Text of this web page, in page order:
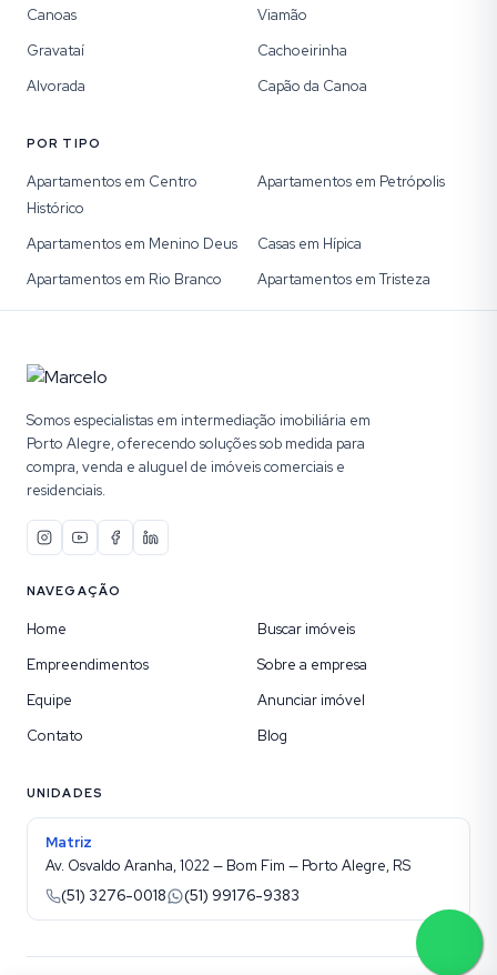
Canoas
Viamão
Gravataí
Cachoeirinha
Alvorada
Capão da Canoa
POR TIPO
Apartamentos em Centro
Histórico
Apartamentos em Petrópolis
Apartamentos em Menino Deus
Casas em Hípica
Apartamentos em Rio Branco
Apartamentos em Tristeza
Somos especialistas em intermediação imobiliária em
Porto Alegre, oferecendo soluções sob medida para
compra, venda e aluguel de imóveis comerciais e
residenciais.
NAVEGAÇÃO
Home
Buscar imóveis
Empreendimentos
Sobre a empresa
Equipe
Anunciar imóvel
Contato
Blog
UNIDADES
Matriz
Av. Osvaldo Aranha, 1022 — Bom Fim — Porto Alegre, RS
(51) 3276-0018
(51) 99176-9383